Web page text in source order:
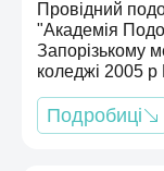
Провідний
"Академія
Запорізькому
коледжі 2005
Подробиці